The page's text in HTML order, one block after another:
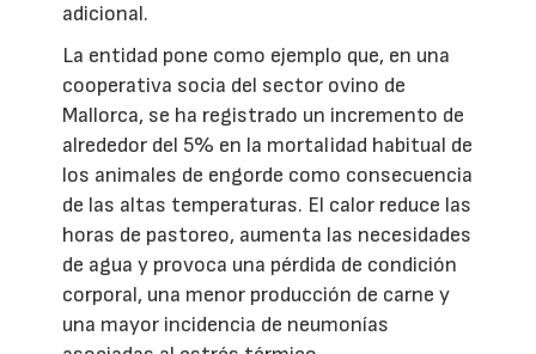
adicional.
La entidad pone como ejemplo que, en una
cooperativa socia del sector ovino de
Mallorca, se ha registrado un incremento de
alrededor del 5% en la mortalidad habitual de
los animales de engorde como consecuencia
de las altas temperaturas. El calor reduce las
horas de pastoreo, aumenta las necesidades
de agua y provoca una pérdida de condición
corporal, una menor producción de carne y
una mayor incidencia de neumonías